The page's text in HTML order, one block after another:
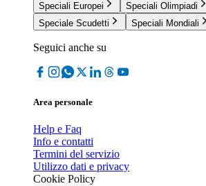
Speciali Europei
Speciali Olimpiadi
Speciale Scudetti
Speciali Mondiali
Seguici anche su
Area personale
Help e Faq
Info e contatti
Termini del servizio
Utilizzo dati e privacy
Cookie Policy